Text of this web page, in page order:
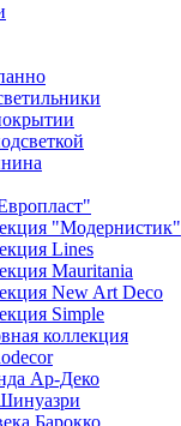
"Модернистик"
Lines
Mauritania
New Art Deco
Simple
коллекция
Ар-Деко
Барокко